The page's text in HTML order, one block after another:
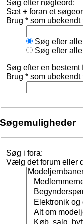
Søg efter nøgleord:
Sæt+ foran et
Brug * som
Søg efter
Søg efter
Søg efter en bestemt
Brug * som
Søgemuligheder
Søg i fora:
Vælg det forum eller